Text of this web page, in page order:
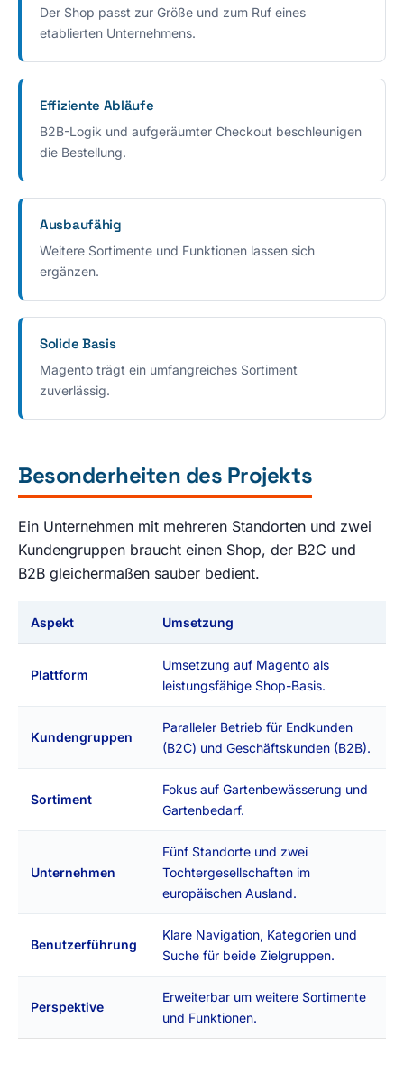
Der Shop passt zur Größe und zum Ruf eines
etablierten Unternehmens.
Effiziente Abläufe
B2B-Logik und aufgeräumter Checkout beschleunigen
die Bestellung.
Ausbaufähig
Weitere Sortimente und Funktionen lassen sich
ergänzen.
Solide Basis
Magento trägt ein umfangreiches Sortiment
zuverlässig.
Besonderheiten des Projekts
Ein Unternehmen mit mehreren Standorten und zwei
Kundengruppen braucht einen Shop, der B2C und
B2B gleichermaßen sauber bedient.
Aspekt Umsetzung
Plattform
Umsetzung auf Magento als
leistungsfähige Shop-Basis.
Kundengruppen
Paralleler Betrieb für Endkunden
(B2C) und Geschäftskunden (B2B).
Sortiment
Fokus auf Gartenbewässerung und
Gartenbedarf.
Unternehmen
Fünf Standorte und zwei
Tochtergesellschaften im
europäischen Ausland.
Benutzerführung
Klare Navigation, Kategorien und
Suche für beide Zielgruppen.
Perspektive
Erweiterbar um weitere Sortimente
und Funktionen.